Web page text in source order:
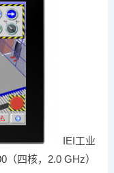
IEI工业
四核，2.0 GHz）